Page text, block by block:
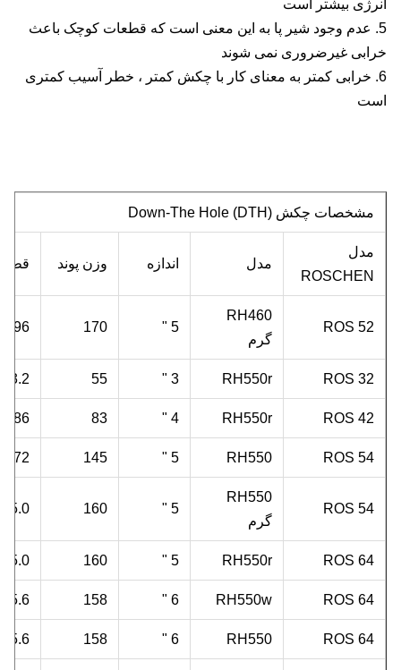
انرژی بیشتر است
5. عدم وجود شیر پا به این معنی است که قطعات کوچک باعث
خرابی غیرضروری نمی شوند
6. خرابی کمتر به معنای کار با چکش کمتر ، خطر آسیب کمتری
است
مشخصات چکش Down-The Hole (DTH)
مدل
ROSCHEN
مدل اندازه وزن پوند قطر
ROS 52
RH460
گرم
5 "
170
496 "
ROS 32
RH550r
3 "
55
3.2 "
ROS 42
RH550r
4 "
83
3.86 "
ROS 54
RH550
5 "
145
4.72 "
ROS 54
RH550
گرم
5 "
160
5.0 "
ROS 64
RH550r
5 "
160
5.0 "
ROS 64
RH550w
6 "
158
5.6 "
ROS 64
RH550
6 "
158
5.6 "